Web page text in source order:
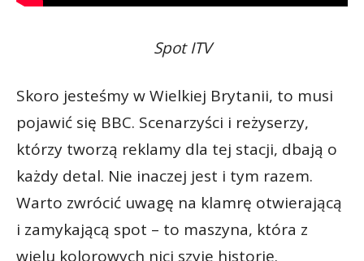
Spot ITV
Skoro jesteśmy w Wielkiej Brytanii, to musi
pojawić się BBC. Scenarzyści i reżyserzy,
którzy tworzą reklamy dla tej stacji, dbają o
każdy detal. Nie inaczej jest i tym razem.
Warto zwrócić uwagę na klamrę otwierającą
i zamykającą spot – to maszyna, która z
wielu kolorowych nici szyje historię.